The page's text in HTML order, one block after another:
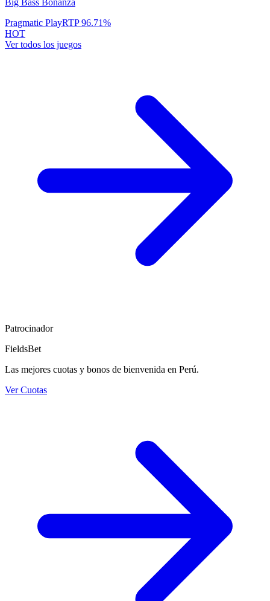
Pragmatic PlayRTP96.71%
HOT
Ver todos los juegos
Patrocinador
FieldsBet
Las mejores cuotas y bonos de bienvenida en Perú.
Ver Cuotas